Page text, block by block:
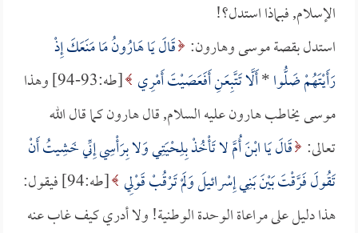
الإسلام, فبماذا استدل؟!
استدل بقصة موسى وهارون: قَالَ يَا هَارُونُ مَا مَنَعَكَ إِذْ
رَأَيْتَهُمْ ضَلُّوا*أَلَّا تَتَّبِعَنِ أَفَعَصَيْتَ أَمْرِي
[طه:93-94] وهذا
موسى يخاطب هارون عليه السلام, قال هارون كما قال الله
تعالى: قَالَ يَا ابْنَ أُمَّ لا تَأْخُذْ بِلِحْيَتِي وَلا بِرَأْسِي إِنِّي خَشِيتُ أَنْ
تَقُولَ فَرَّقْتَ بَيْنَ بَنِي إِسْرائيلَ وَلَمْ تَرْقُبْ قَوْلِي
[طه:94] فيقول:
هذا دليل على مراعاة الوحدة الوطنية! ولا أدري كيف غاب عنه